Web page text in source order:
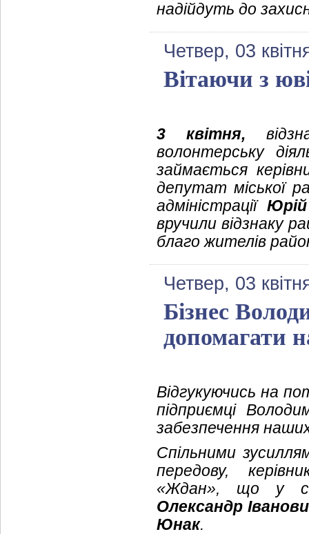
надійдуть до
Четвер, 03
Вітаючи з
3 квітня,
волонтерську
займається
депутат міської
адміністрації
вручили відзнаку
благо жителів
Четвер, 03
Бізнес
допомагати
Відгукуючись на
підприємці
забезпечення
Спільними
передову,
«Ждан», що у
Олександр
Юнак.